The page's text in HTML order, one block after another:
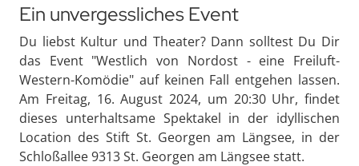
Ein unvergessliches Event
Du liebst Kultur und Theater? Dann solltest Du Dir
das Event "Westlich von Nordost - eine Freiluft-
Western-Komödie" auf keinen Fall entgehen lassen.
Am Freitag, 16. August 2024, um 20:30 Uhr, findet
dieses unterhaltsame Spektakel in der idyllischen
Location des Stift St. Georgen am Längsee, in der
Schloßallee 9313 St. Georgen am Längsee statt.